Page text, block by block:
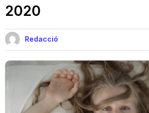
Cinema i Televisió
Festivals
Teatre
2020
Redacció